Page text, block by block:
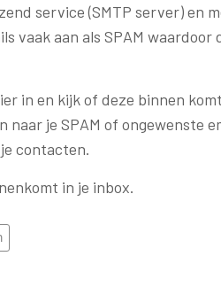
service (SMTP server) en
vaak aan als SPAM waardoor
in en kijk of deze binnen
je SPAM of ongewenste
contacten.
in je inbox.